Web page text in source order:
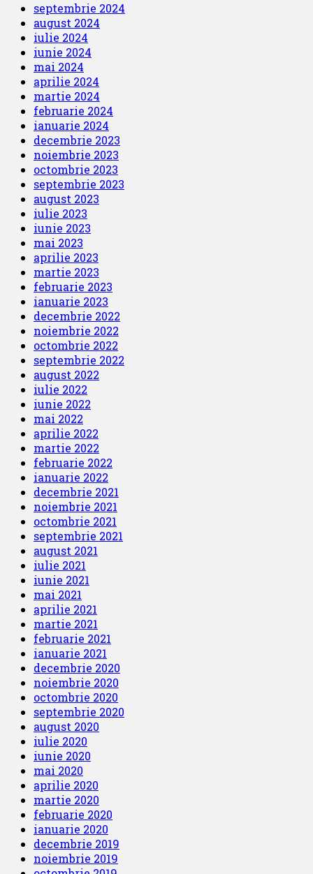
septembrie 2024
august 2024
iulie 2024
iunie 2024
mai 2024
aprilie 2024
martie 2024
februarie 2024
ianuarie 2024
decembrie 2023
noiembrie 2023
octombrie 2023
septembrie 2023
august 2023
iulie 2023
iunie 2023
mai 2023
aprilie 2023
martie 2023
februarie 2023
ianuarie 2023
decembrie 2022
noiembrie 2022
octombrie 2022
septembrie 2022
august 2022
iulie 2022
iunie 2022
mai 2022
aprilie 2022
martie 2022
februarie 2022
ianuarie 2022
decembrie 2021
noiembrie 2021
octombrie 2021
septembrie 2021
august 2021
iulie 2021
iunie 2021
mai 2021
aprilie 2021
martie 2021
februarie 2021
ianuarie 2021
decembrie 2020
noiembrie 2020
octombrie 2020
septembrie 2020
august 2020
iulie 2020
iunie 2020
mai 2020
aprilie 2020
martie 2020
februarie 2020
ianuarie 2020
decembrie 2019
noiembrie 2019